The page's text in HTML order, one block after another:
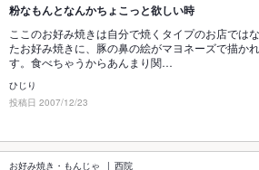
粉なもんとなんかちょこっと欲しい時
ここのお好み焼きは自分で焼くタイプのお店では
たお好み焼きに、豚の鼻の絵がマヨネーズで描か
す。食べちゃうからあんまり関…
ひじり
投稿日 2007/12/23
お好み焼き・もんじゃ 西院